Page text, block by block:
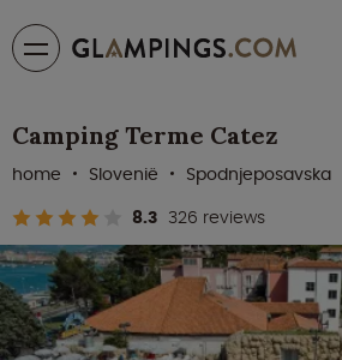
Camping Terme Catez
8.3 326 reviews
home Slovenië Spodnjeposavska